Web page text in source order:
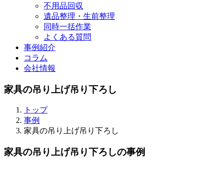
不用品回収
遺品整理・生前整理
同時一括作業
よくある質問
事例紹介
コラム
会社情報
家具の吊り上げ吊り下ろし
トップ
事例
家具の吊り上げ吊り下ろし
家具の吊り上げ吊り下ろしの事例